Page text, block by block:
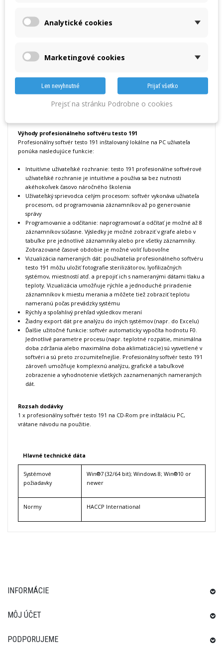
štruktúra prevedie každého užívateľa intuitívne krok za krokom
monitorovanie teploty a tlaku pri sterilizácii, pasterizácii a lyofilizácii. Je
možné ich naprogramovať a odčítať iba pomocou profesionálneho
intuitívne generovať správy pre audit pomocou jediného kliknutia
Výhody profesionálneho softvéru testo 191
Profesionálny softvér testo 191 inštalovaný lokálne na PC užívateľa
ponúka nasledujúce funkcie:
Intuitívne užívateľské rozhranie: testo 191 profesionálne softvérové ​​
užívateľské rozhranie je intuitívne a používa sa bez nutnosti
akéhokoľvek časovo náročného školenia
Užívateľský sprievodca celým procesom: softvér vykonáva užívateľa
procesom, od programovania záznamníkov až po generovanie
správy
Programovanie a odčítanie: naprogramovať a odčítať je možné až 8
záznamníkov súčasne. Výsledky je možné zobraziť v grafe alebo v
tabuľke pre jednotlivé záznamníky alebo pre všetky záznamníky.
Zobrazované časové obdobie je možné voliť ľubovoľne
Vizualizácia nameraných dát: používatelia profesionálneho softvéru
testo 191 môžu uložiť fotografie sterilizátorov, lyofilizačných
systémov, miestností atď. a prepojiť ich s nameranými dátami tlaku a
teploty. Vizualizácia umožňuje rýchle a jednoduché priradenie
záznamníkov k miestu merania a môžete tiež zobraziť teplotu
nameranú počas prevádzky systému
Rýchly a spoľahlivý prehľad výsledkov meraní
Žiadny export dát pre analýzu do iných systémov (napr. do Excelu)
Ďalšie užitočné funkcie: softvér automaticky vypočíta hodnotu F0.
Jednotlivé parametre procesu (napr. teplotné rozpätie, minimálna
doba zdržania alebo maximálna doba aklimatizácie) sú vysvetlené v
softvéri a sú preto zrozumiteľnejšie. Profesionálny softvér testo 191
zároveň umožňuje komplexnú analýzu, grafické a tabuľkové
zobrazenie a vyhodnotenie všetkých zaznamenaných nameraných
dát.
Rozsah dodávky
1 x profesionálny softvér testo 191 na CD-Rom pre inštaláciu PC,
vrátane návodu na použitie.
Hlavné technické dáta
Systémové
požiadavky
Win®7 (32/64 bit); Windows 8; Win®10 or
newer
Normy HACCP International
INFORMÁCIE
MÔJ ÚČET
PODPORUJEME
Analytické cookies
Marketingové cookies
Len nevyhnutné Prijať všetko
Prejsť na stránku Podrobne o cookies